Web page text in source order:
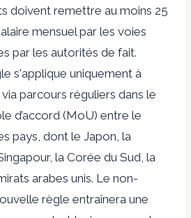
doivent remettre au moins 25
mensuel par les voies
par les autorités de fait.
s'applique uniquement à
parcours réguliers dans le
d’accord (MoU) entre le
pays, dont le Japon, la
la Corée du Sud, la
arabes unis. Le non-
règle entraînera une